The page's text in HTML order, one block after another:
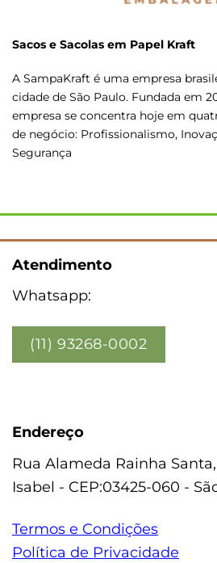
Sacos e Sacolas em Papel Kraft
A SampaKraft é uma empresa
cidade de São Paulo. Fundada em
empresa se concentra hoje em
de negócio: Profissionalismo,
Segurança
Atendimento
Whatsapp:
(11) 93268-0002
Endereço
Rua Alameda Rainha
Isabel - CEP:03425-060 -
Termos e Condições
Política de Privacidade